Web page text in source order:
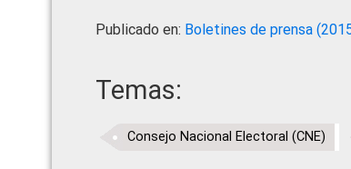
Publicado en: Boletines de prensa
Temas:
Consejo Nacional Electoral (CNE)